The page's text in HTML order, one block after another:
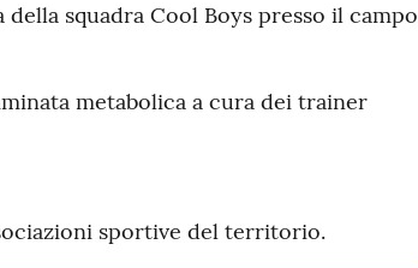
squadra Cool Boys presso il campo
metabolica a cura dei trainer
sportive del territorio.